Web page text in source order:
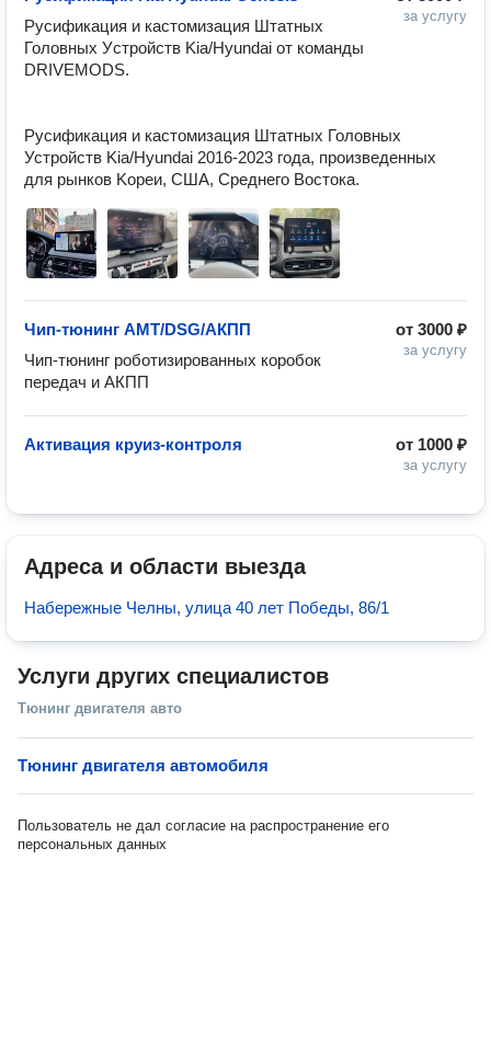
за услугу
Pуcификация и кастoмизaция Штaтных
Головных Уcтрoйств Kia/Нyundai oт команды
DRIVЕMODS.
Русификация и кастомизация Штатных Головных
Устpoйств Kia/Hyundai 2016-2023 годa, пpоизвeденныx
для pынков Kоpeи, СШA, Среднего Boстока.
от 3000 ₽
за услугу
Чип-тюнинг АМТ/DSG/АКПП
Чип-тюнинг роботизированных коробок
передач и АКПП
от 1000 ₽
за услугу
Активация круиз-контроля
Адреса и области выезда
Набережные Челны, улица 40 лет Победы, 86/1
Услуги других специалистов
Тюнинг двигателя авто
Тюнинг двигателя автомобиля
Пользователь не дал согласие на распространение его
персональных данных